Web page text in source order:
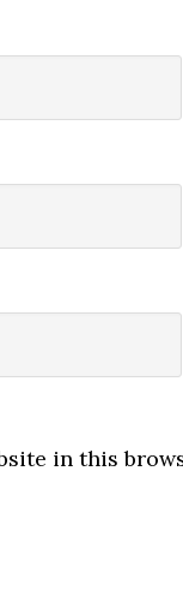
in this